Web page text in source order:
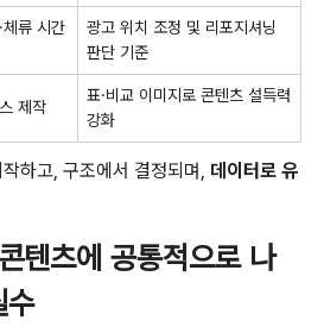
체류 시간
광고 위치 조정 및 리포지셔닝
판단 기준
제작
표·비교 이미지로 콘텐츠 설득력
강화
하고, 구조에서 결정되며, 데이터로 유
텐츠에 공통적으로 나
수